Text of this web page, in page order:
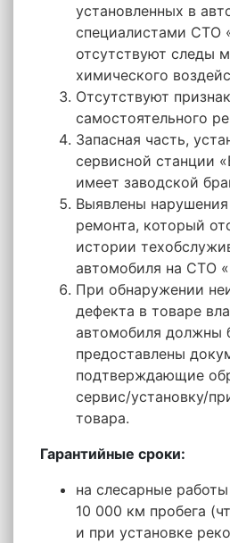
установленных в
специалистами СТО
отсутствуют следы
химического
Отсутствуют
самостоятельного
Запасная часть,
сервисной станции
имеет заводской
Выявлены
ремонта, который
истории
автомобиля на СТО
При обнаружении
дефекта в товаре
автомобиля должны
предоставлены
подтверждающие
сервис/установку/
товара.
Гарантийные сроки:
на слесарные
10 000 км пробега
и при установке